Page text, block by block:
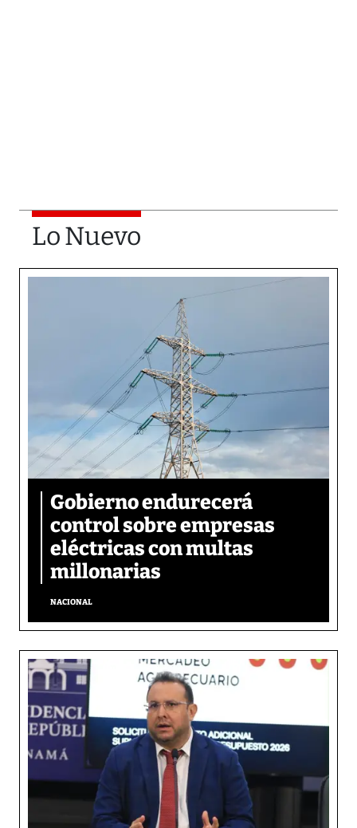
Lo Nuevo
Gobierno endurecerá
control sobre empresas
eléctricas con multas
millonarias
NACIONAL